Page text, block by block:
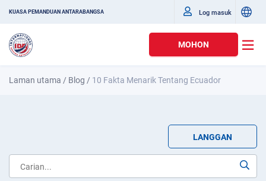
KUASA PEMANDUAN ANTARABANGSA Log masuk
MOHON
Laman utama / Blog / 10 Fakta Menarik Tentang Ecuador
LANGGAN